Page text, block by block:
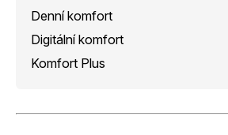
Denní komfort
Digitální komfort
Komfort Plus